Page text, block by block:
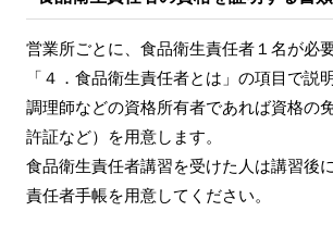
営業所ごとに、食品衛生責任者１名が必
「４．食品衛生責任者とは」の項目で説
調理師などの資格所有者であれば資格の
許証など）を用意します。
食品衛生責任者講習を受けた人は講習後
責任者手帳を用意してください。